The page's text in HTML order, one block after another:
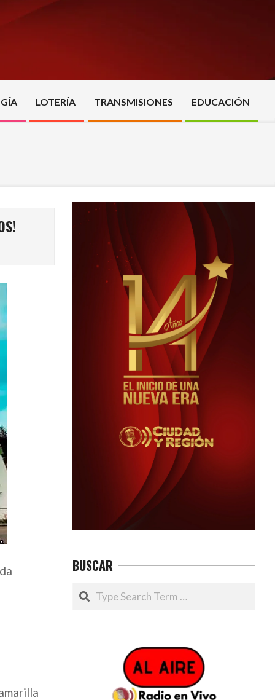
LOTERÍA TRANSMISIONES EDUCACIÓN
BUSCAR
Search